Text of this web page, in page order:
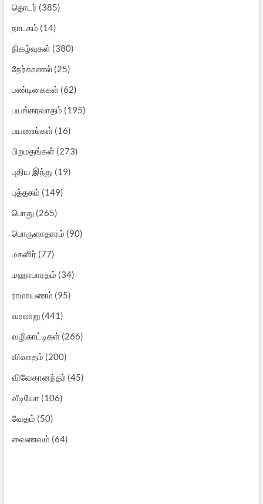
தொடர் (385)
நாடகம் (14)
நிகழ்வுகள்(380)
நேர்காணல்(25)
பண்டிகைகள்(62)
பயங்கரவாதம் (195)
பயணங்கள்(16)
பிறமதங்கள்(273)
புதிய இந்து (19)
புத்தகம் (149)
பொது (265)
பொருளாதாரம் (90)
மகளிர் (77)
மஹாபாரதம் (34)
ராமாயணம் (95)
வரலாறு(441)
வழிகாட்டிகள்(266)
விவாதம் (200)
விவேகானந்தர் (45)
வீடியோ (106)
வேதம் (50)
வைணவம் (64)